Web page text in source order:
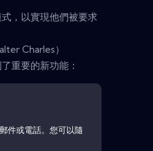
，以實現他們被要求
Charles）
重要的新功能：
件或電話。您可以隨